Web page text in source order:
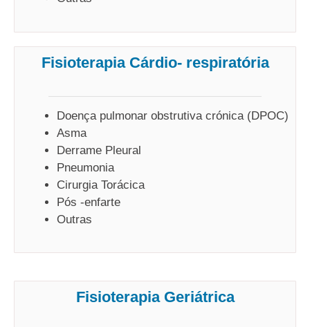
Fisioterapia Cárdio- respiratória
Doença pulmonar obstrutiva crónica (DPOC)
Asma
Derrame Pleural
Pneumonia
Cirurgia Torácica
Pós -enfarte
Outras
Fisioterapia Geriátrica